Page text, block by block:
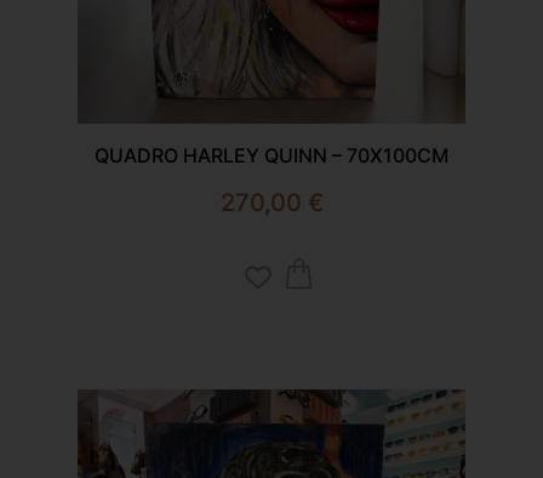
QUADRO HARLEY QUINN – 70X100CM
270,00 €